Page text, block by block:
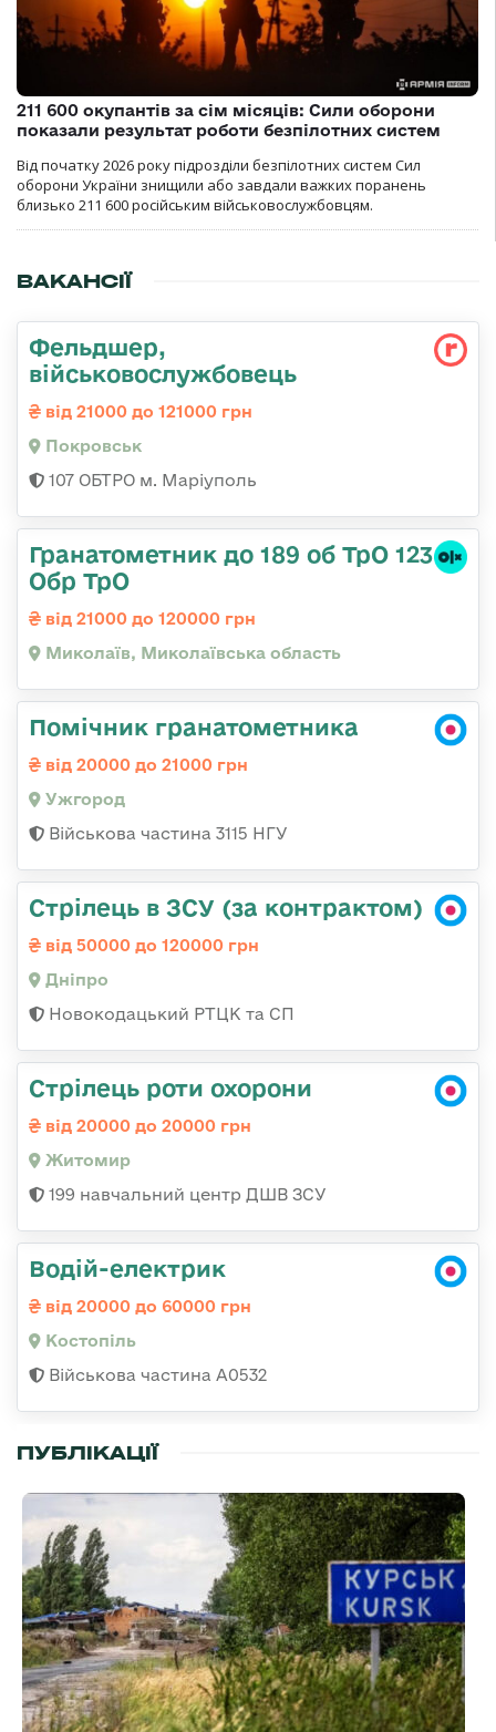
211 600 окупантів за сім місяців: Сили оборони
показали результат роботи безпілотних систем
Від початку 2026 року підрозділи безпілотних систем Сил
оборони України знищили або завдали важких поранень
близько 211 600 російським військовослужбовцям.
ВАКАНСІЇ
Фельдшер,
військовослужбовець
від 21000 до 121000 грн
Покровськ
107 ОБТРО м. Маріуполь
Гранатометник до 189 об ТрО 123
Обр ТрО
від 21000 до 120000 грн
Миколаїв, Миколаївська область
Помічник гранатометника
від 20000 до 21000 грн
Ужгород
Військова частина 3115 НГУ
Стрілець в ЗСУ (за контрактом)
від 50000 до 120000 грн
Дніпро
Новокодацький РТЦК та СП
Стрілець роти охорони
від 20000 до 20000 грн
Житомир
199 навчальний центр ДШВ ЗСУ
Водій-електрик
від 20000 до 60000 грн
Костопіль
Військова частина А0532
ПУБЛІКАЦІЇ